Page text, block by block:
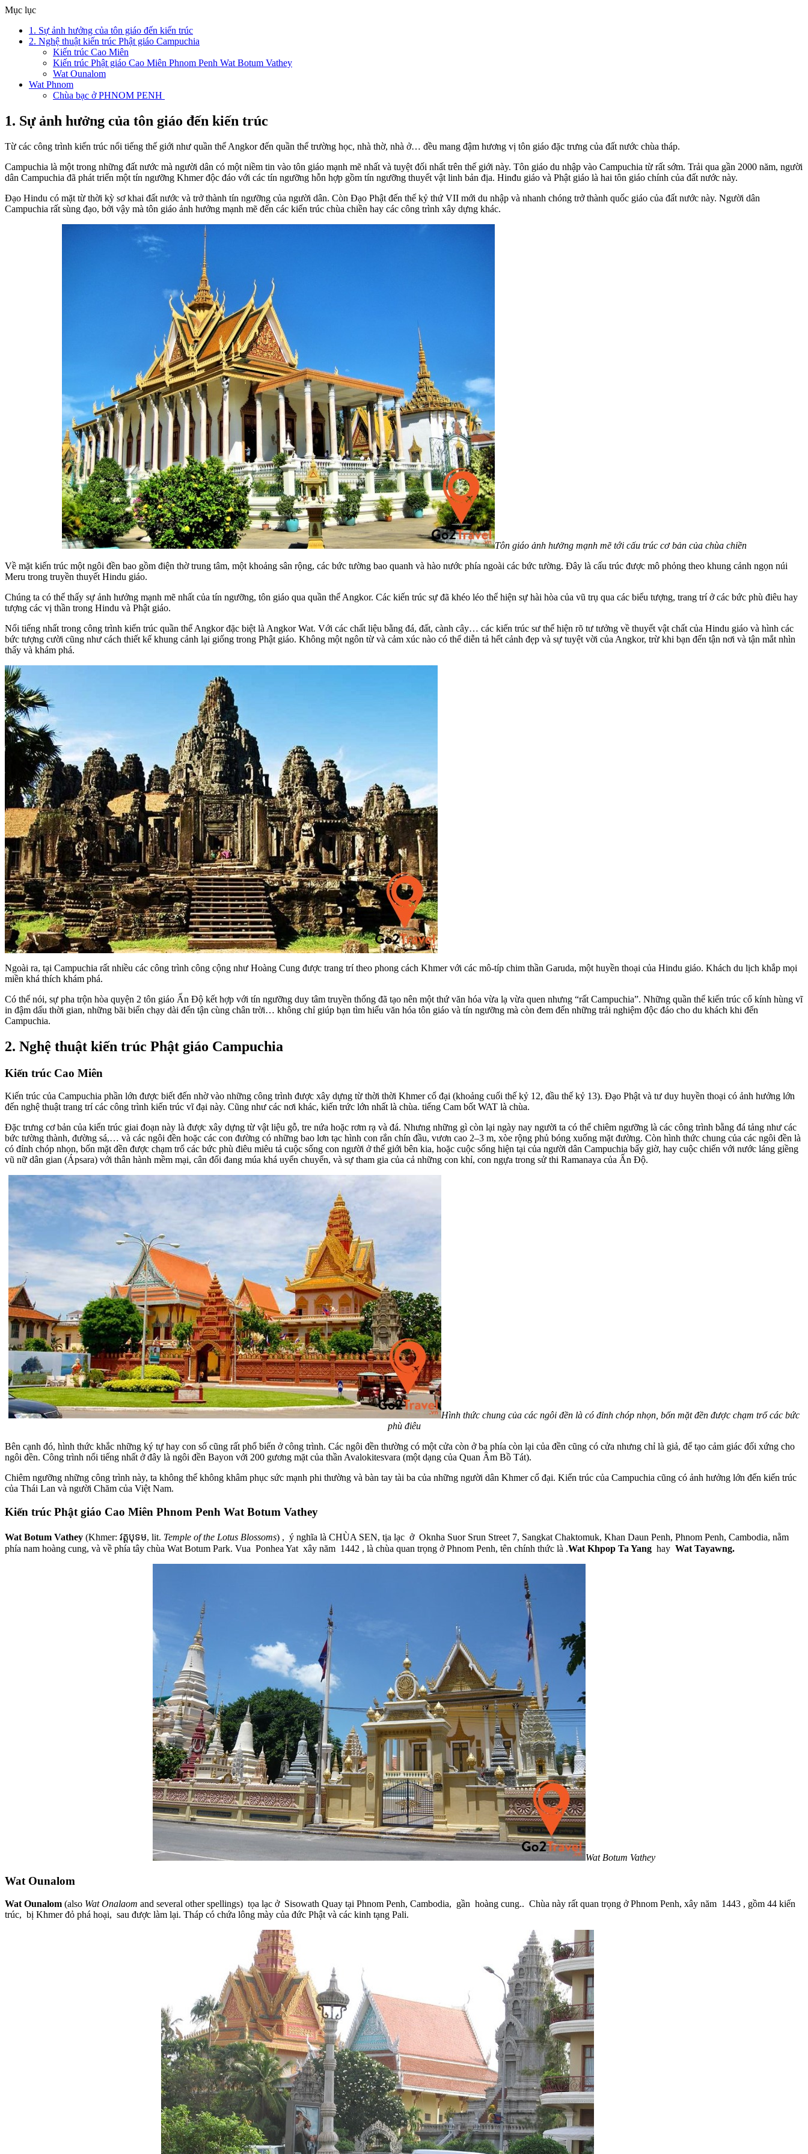
Mục lục
1. Sự ảnh hưởng của tôn giáo đến kiến trúc
2. Nghệ thuật kiến trúc Phật giáo Campuchia
Kiến trúc Cao Miên
Kiến trúc Phật giáo Cao Miên Phnom Penh Wat Botum Vathey
Wat Ounalom
Wat Phnom
Chùa bạc ở PHNOM PENH
1. Sự ảnh hưởng của tôn giáo đến kiến trúc
Từ các công trình kiến trúc nổi tiếng thế giới như quần thể Angkor đến quần thể trường học, nhà thờ, nhà ở… đều mang đậm hương vị tôn giáo đặc trưng của đất nước chùa tháp.
Campuchia là một trong những đất nước mà người dân có một niềm tin vào tôn giáo mạnh mẽ nhất và tuyệt đối nhất trên thế giới này. Tôn giáo du nhập vào Campuchia từ rất sớm. Trải qua gần 2000 năm, người
dân Campuchia đã phát triển một tín ngưỡng Khmer độc đáo với các tín ngưỡng hỗn hợp gồm tín ngưỡng thuyết vật linh bản địa. Hinđu giáo và Phật giáo là hai tôn giáo chính của đất nước này.
Đạo Hindu có mặt từ thời kỳ sơ khai đất nước và trở thành tín ngưỡng của người dân. Còn Đạo Phật đến thế kỷ thứ VII mới du nhập và nhanh chóng trở thành quốc giáo của đất nước này. Người dân
Campuchia rất sùng đạo, bởi vậy mà tôn giáo ảnh hưởng mạnh mẽ đến các kiến trúc chùa chiền hay các công trình xây dựng khác.
Tôn giáo ảnh hưởng mạnh mẽ tới cấu trúc cơ bản của chùa chiền
Về mặt kiến trúc một ngôi đền bao gồm điện thờ trung tâm, một khoảng sân rộng, các bức tường bao quanh và hào nước phía ngoài các bức tường. Đây là cấu trúc được mô phỏng theo khung cảnh ngọn núi
Meru trong truyền thuyết Hindu giáo.
Chúng ta có thể thấy sự ảnh hưởng mạnh mẽ nhất của tín ngưỡng, tôn giáo qua quần thể Angkor. Các kiến trúc sự đã khéo léo thể hiện sự hài hòa của vũ trụ qua các biểu tượng, trang trí ở các bức phù điêu hay
tượng các vị thần trong Hindu và Phật giáo.
Nổi tiếng nhất trong công trình kiến trúc quần thể Angkor đặc biệt là Angkor Wat. Với các chất liệu bằng đá, đất, cành cây… các kiến trúc sư thể hiện rõ tư tưởng về thuyết vật chất của Hindu giáo và hình các
bức tượng cười cũng như cách thiết kế khung cảnh lại giống trong Phật giáo. Không một ngôn từ và cảm xúc nào có thể diễn tả hết cảnh đẹp và sự tuyệt vời của Angkor, trừ khi bạn đến tận nơi và tận mắt nhìn
thấy và khám phá.
Ngoài ra, tại Campuchia rất nhiều các công trình công cộng như Hoàng Cung được trang trí theo phong cách Khmer với các mô-típ chim thần Garuda, một huyền thoại của Hindu giáo. Khách du lịch khắp mọi
miền khá thích khám phá.
Có thể nói, sự pha trộn hòa quyện 2 tôn giáo Ấn Độ kết hợp với tín ngưỡng duy tâm truyền thống đã tạo nên một thứ văn hóa vừa lạ vừa quen nhưng “rất Campuchia”. Những quần thể kiến trúc cổ kính hùng vĩ
in đậm dấu thời gian, những bãi biển chạy dài đến tận cùng chân trời… không chỉ giúp bạn tìm hiểu văn hóa tôn giáo và tín ngưỡng mà còn đem đến những trải nghiệm độc đáo cho du khách khi đến
Campuchia.
2. Nghệ thuật kiến trúc Phật giáo Campuchia
Kiến trúc Cao Miên
Kiến trúc của Campuchia phần lớn được biết đến nhờ vào những công trình được xây dựng từ thời thời Khmer cổ đại (khoảng cuối thế kỷ 12, đầu thế kỷ 13). Đạo Phật và tư duy huyền thoại có ảnh hưởng lớn
đến nghệ thuật trang trí các công trình kiến trúc vĩ đại này. Cũng như các nơi khác, kiến trức lớn nhất là chùa. tiếng Cam bốt WAT là chùa.
Đặc trưng cơ bản của kiến trúc giai đoạn này là được xây dựng từ vật liệu gỗ, tre nứa hoặc rơm rạ và đá. Nhưng những gì còn lại ngày nay người ta có thể chiêm ngưỡng là các công trình bằng đá tảng như các
bức tường thành, đường sá,… và các ngôi đền hoặc các con đường có những bao lơn tạc hình con rắn chín đầu, vươn cao 2–3 m, xòe rộng phủ bóng xuống mặt đường. Còn hình thức chung của các ngôi đền là
có đỉnh chóp nhọn, bốn mặt đền được chạm trổ các bức phù điêu miêu tả cuộc sống con người ở thế giới bên kia, hoặc cuộc sống hiện tại của người dân Campuchia bấy giờ, hay cuộc chiến với nước láng giềng
vũ nữ dân gian (Ápsara) với thân hành mềm mại, cân đối đang múa khá uyển chuyển, và sự tham gia của cả những con khỉ, con ngựa trong sử thi Ramanaya của Ấn Độ.
Hình thức chung của các ngôi đền là có đỉnh chóp nhọn, bốn mặt đền được chạm trổ các bức
phù điêu
Bên cạnh đó, hình thức khắc những ký tự hay con số cũng rất phổ biến ở công trình. Các ngôi đền thường có một cửa còn ở ba phía còn lại của đền cũng có cửa nhưng chỉ là giả, để tạo cảm giác đối xứng cho
ngôi đền. Công trình nổi tiếng nhất ở đây là ngôi đền Bayon với 200 gương mặt của thần Avalokitesvara (một dạng của Quan Âm Bồ Tát).
Chiêm ngưỡng những công trình này, ta không thể không khâm phục sức mạnh phi thường và bàn tay tài ba của những người dân Khmer cổ đại. Kiến trúc của Campuchia cũng có ảnh hưởng lớn đến kiến trúc
của Thái Lan và người Chăm của Việt Nam.
Kiến trúc Phật giáo Cao Miên Phnom Penh Wat Botum Vathey
Wat Botum Vathey (Khmer: វត្តបុទម, lit. Temple of the Lotus Blossoms) , ý nghĩa là CHÙA SEN, tịa lạc ở Oknha Suor Srun Street 7, Sangkat Chaktomuk, Khan Daun Penh, Phnom Penh, Cambodia, nằm
phía nam hoàng cung, và về phía tây chùa Wat Botum Park. Vua Ponhea Yat xây năm 1442 , là chùa quan trọng ở Phnom Penh, tên chính thức là .Wat Khpop Ta Yang hay Wat Tayawng.
Wat Botum Vathey
Wat Ounalom
Wat Ounalom (also Wat Onalaom and several other spellings) tọa lạc ở Sisowath Quay tại Phnom Penh, Cambodia, gần hoàng cung.. Chùa này rất quan trọng ở Phnom Penh, xây năm 1443 , gồm 44 kiến
trúc, bị Khmer đỏ phá hoại, sau được làm lại. Tháp có chứa lông mày của đức Phật và các kinh tạng Pali.